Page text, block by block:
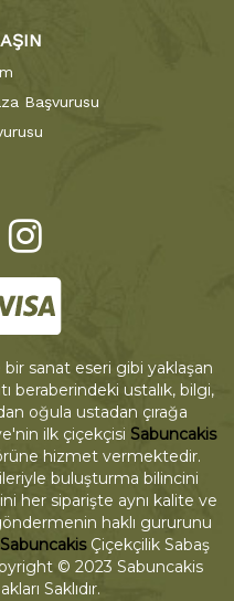
Başvurusu
bir sanat eseri gibi yaklaşan
beraberindeki ustalık, bilgi,
oğula ustadan çırağa
ilk çiçekçisi Sabuncakis
hizmet vermektedir.
buluşturma bilincini
her siparişte aynı kalite ve
haklı gururunu
SabuncakisÇiçekçilik Sabaş
© 2023 Sabuncakis
Saklıdır.